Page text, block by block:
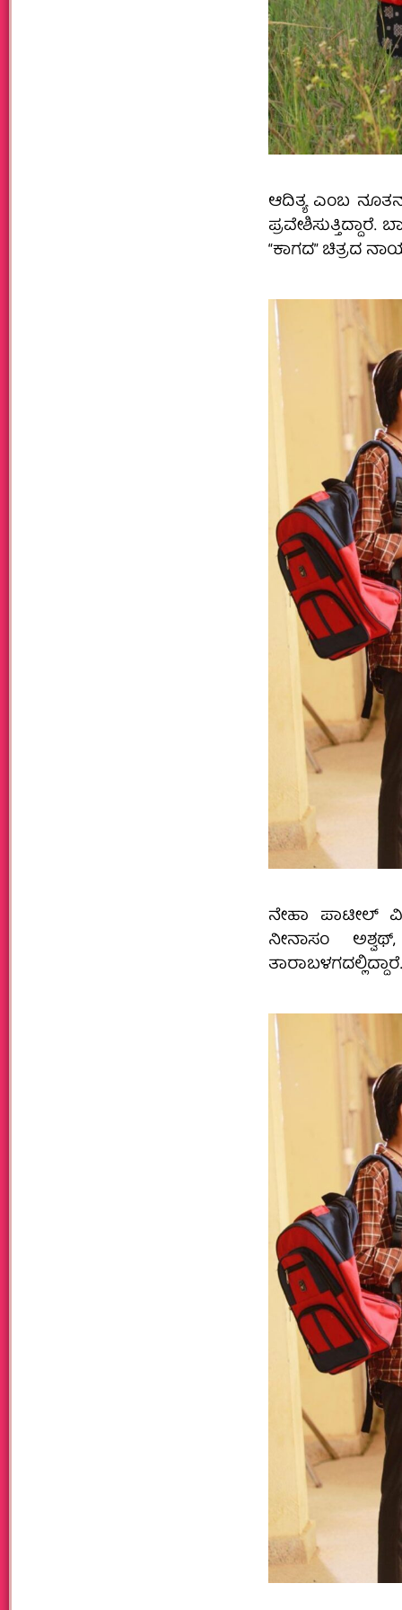
ಆದಿತ್ಯ ಎಂಬ
“ಕಾಗದ” ಚಿತ್ರದ
ನೇಹಾ ಪಾಟೀಲ್
ನೀನಾಸಂ